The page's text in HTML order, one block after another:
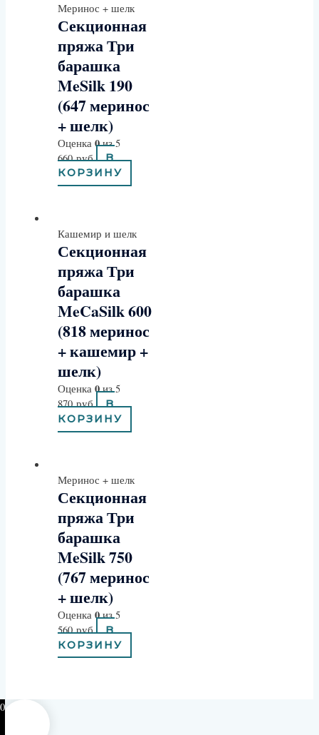
Меринос + шелк
Секционная
пряжа Три
барашка
MeSilk 190
(647 меринос
+ шелк)
Оценка 0из 5
660руб
В
КОРЗИНУ
Кашемир и шелк
Секционная
пряжа Три
барашка
MeCaSilk 600
(818 меринос
+ кашемир +
шелк)
Оценка 0из 5
870руб
В
КОРЗИНУ
Меринос + шелк
Секционная
пряжа Три
барашка
MeSilk 750
(767 меринос
+ шелк)
Оценка 0из 5
560руб
В
КОРЗИНУ
0